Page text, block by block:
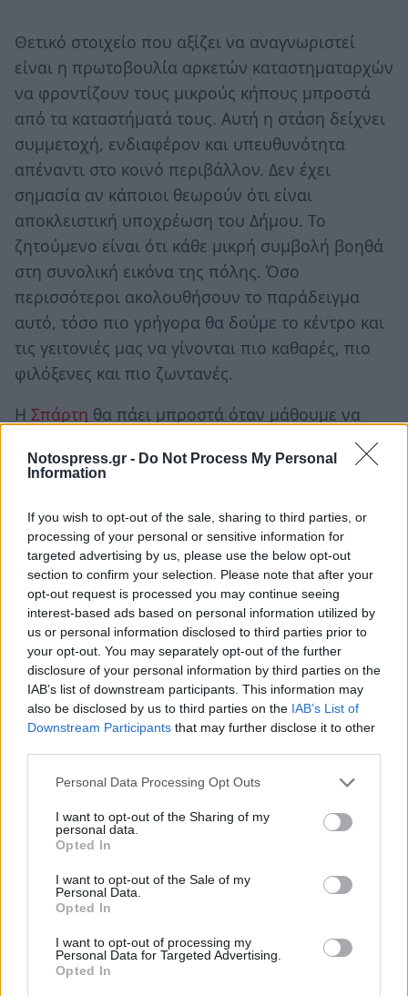
Notospress.gr - Do Not Process My Personal
Information
If you wish to opt-out of the sale, sharing to third parties, or
processing of your personal or sensitive information for
targeted advertising by us, please use the below opt-out
section to confirm your selection. Please note that after your
opt-out request is processed you may continue seeing
interest-based ads based on personal information utilized by
us or personal information disclosed to third parties prior to
your opt-out. You may separately opt-out of the further
disclosure of your personal information by third parties on the
IAB’s list of downstream participants. This information may
also be disclosed by us to third parties on the IAB’s List of
Downstream Participants that may further disclose it to other
Personal Data Processing Opt Outs
I want to opt-out of the Sharing of my
personal data.
Opted In
I want to opt-out of the Sale of my
Personal Data.
Opted In
I want to opt-out of processing my
Personal Data for Targeted Advertising.
Opted In
Θετικό στοιχείο που αξίζει να αναγνωριστεί
είναι η πρωτοβουλία αρκετών καταστηματαρχών
να φροντίζουν τους μικρούς κήπους μπροστά
από τα καταστήματά τους. Αυτή η στάση δείχνει
συμμετοχή, ενδιαφέρον και υπευθυνότητα
απέναντι στο κοινό περιβάλλον. Δεν έχει
σημασία αν κάποιοι θεωρούν ότι είναι
αποκλειστική υποχρέωση του Δήμου. Το
ζητούμενο είναι ότι κάθε μικρή συμβολή βοηθά
στη συνολική εικόνα της πόλης. Όσο
περισσότεροι ακολουθήσουν το παράδειγμα
αυτό, τόσο πιο γρήγορα θα δούμε το κέντρο και
τις γειτονιές μας να γίνονται πιο καθαρές, πιο
φιλόξενες και πιο ζωντανές.
Η Σπάρτη θα πάει μπροστά όταν μάθουμε να
πραγματικά το αξίζουν.
πρασίνου του Δήμου Σπάρτης για τη μέχρι τώρα
δουλειά τους! Η Σπάρτη έχει ανάγκη από τέτοιες
ουσιαστικές παρεμβάσεις που την κάνουν πιο
όμορφη και ανθρώπινη.
Ακολουθήστε τοnotospress.grστο Google News και
μάθετε πρώτοιόλες τις ειδήσεις